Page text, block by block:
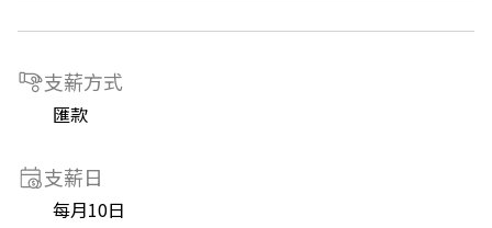
支薪方式
匯款
支薪日
每月10日